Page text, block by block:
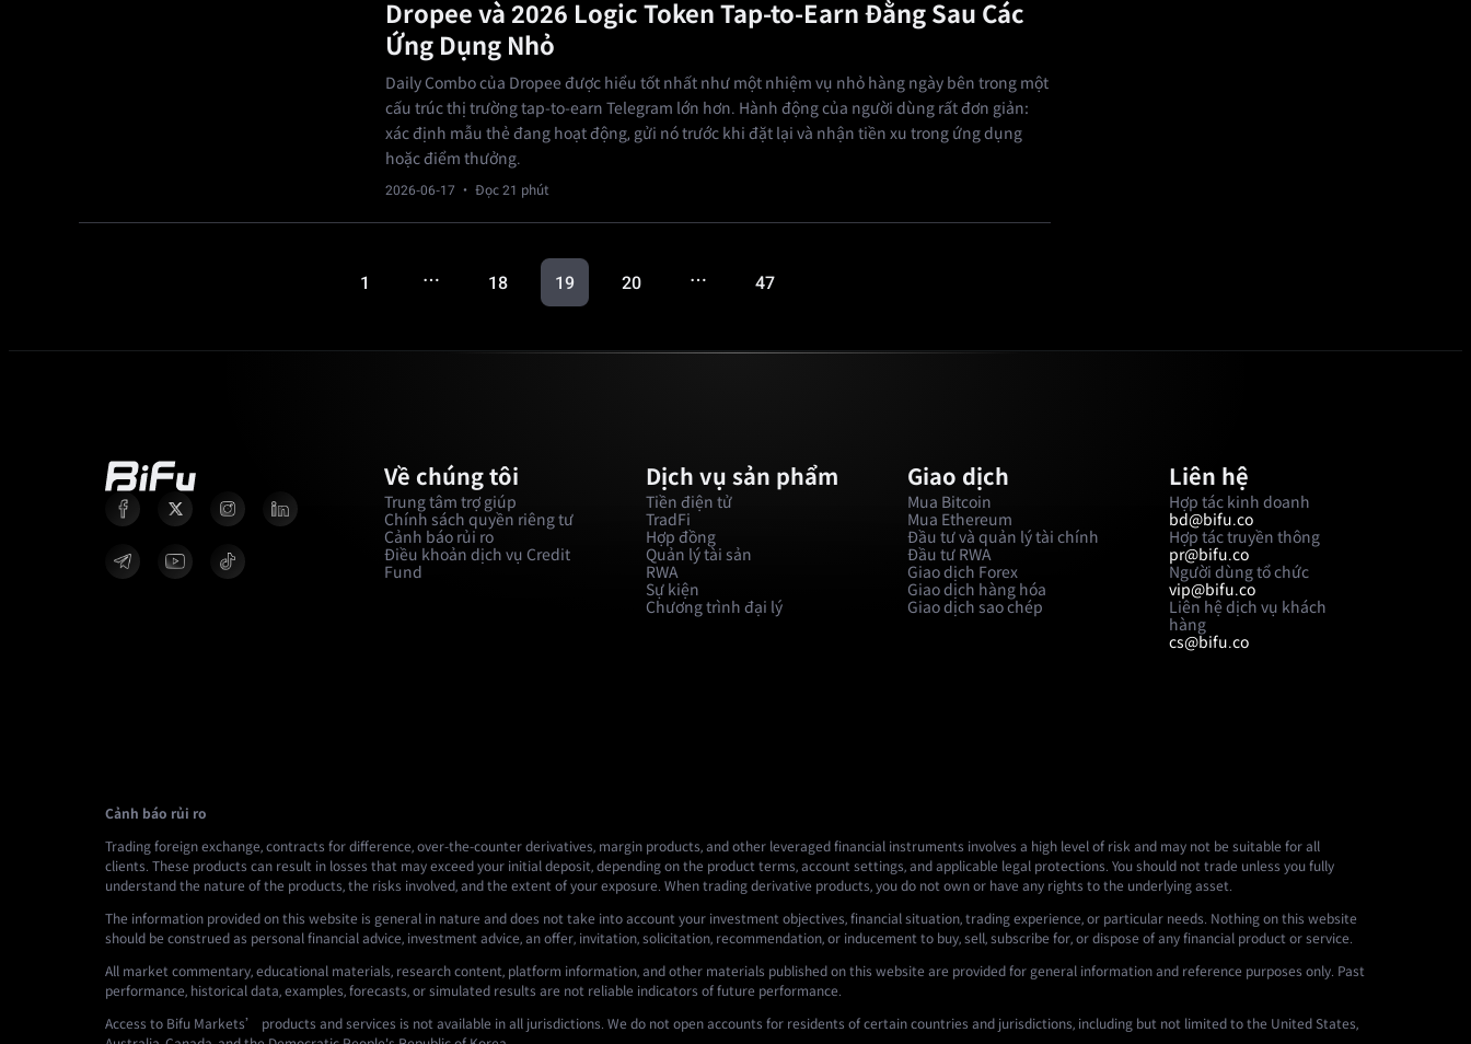
Dropee và 2026 Logic Token Tap-to-Earn Đằng Sau Các
Ứng Dụng Nhỏ
Daily Combo của Dropee được hiểu tốt nhất như một nhiệm vụ nhỏ hàng ngày bên trong một
cấu trúc thị trường tap-to-earn Telegram lớn hơn. Hành động của người dùng rất đơn giản:
xác định mẫu thẻ đang hoạt động, gửi nó trước khi đặt lại và nhận tiền xu trong ứng dụng
hoặc điểm thưởng.
2026-06-17 · Đọc 21 phút
1 … 18 19 20 … 47
Về chúng tôi
Trung tâm trợ giúp
Chính sách quyền riêng tư
Cảnh báo rủi ro
Điều khoản dịch vụ Credit
Fund
Dịch vụ sản phẩm
Tiền điện tử
TradFi
Hợp đồng
Quản lý tài sản
RWA
Sự kiện
Chương trình đại lý
Giao dịch
Mua Bitcoin
Mua Ethereum
Đầu tư và quản lý tài chính
Đầu tư RWA
Giao dịch Forex
Giao dịch hàng hóa
Giao dịch sao chép
Liên hệ
Hợp tác kinh doanh
bd@bifu.co
Hợp tác truyền thông
pr@bifu.co
Người dùng tổ chức
vip@bifu.co
Liên hệ dịch vụ khách
hàng
cs@bifu.co
Cảnh báo rủi ro
Trading foreign exchange, contracts for difference, over-the-counter derivatives, margin products, and other leveraged financial instruments involves a high level of risk and may not be suitable for all
clients. These products can result in losses that may exceed your initial deposit, depending on the product terms, account settings, and applicable legal protections. You should not trade unless you fully
understand the nature of the products, the risks involved, and the extent of your exposure. When trading derivative products, you do not own or have any rights to the underlying asset.
The information provided on this website is general in nature and does not take into account your investment objectives, financial situation, trading experience, or particular needs. Nothing on this website
should be construed as personal financial advice, investment advice, an offer, invitation, solicitation, recommendation, or inducement to buy, sell, subscribe for, or dispose of any financial product or service.
All market commentary, educational materials, research content, platform information, and other materials published on this website are provided for general information and reference purposes only. Past
performance, historical data, examples, forecasts, or simulated results are not reliable indicators of future performance.
Access to Bifu Markets’ products and services is not available in all jurisdictions. We do not open accounts for residents of certain countries and jurisdictions, including but not limited to the United States,